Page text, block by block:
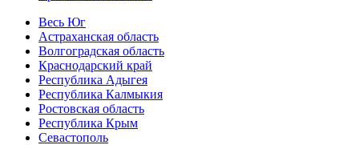
Весь Юг
Астраханская область
Волгоградская область
Краснодарский край
Республика Адыгея
Республика Калмыкия
Ростовская область
Республика Крым
Севастополь